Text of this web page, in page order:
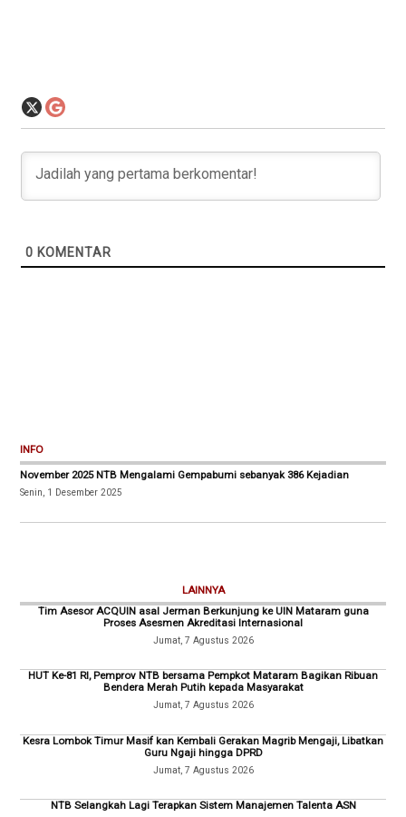
0 KOMENTAR
INFO
November 2025 NTB Mengalami Gempabumi sebanyak 386 Kejadian
Senin, 1 Desember 2025
LAINNYA
Tim Asesor ACQUIN asal Jerman Berkunjung ke UIN Mataram guna
Proses Asesmen Akreditasi Internasional
Jumat, 7 Agustus 2026
HUT Ke-81 RI, Pemprov NTB bersama Pempkot Mataram Bagikan Ribuan
Bendera Merah Putih kepada Masyarakat
Jumat, 7 Agustus 2026
Kesra Lombok Timur Masif kan Kembali Gerakan Magrib Mengaji, Libatkan
Guru Ngaji hingga DPRD
Jumat, 7 Agustus 2026
NTB Selangkah Lagi Terapkan Sistem Manajemen Talenta ASN